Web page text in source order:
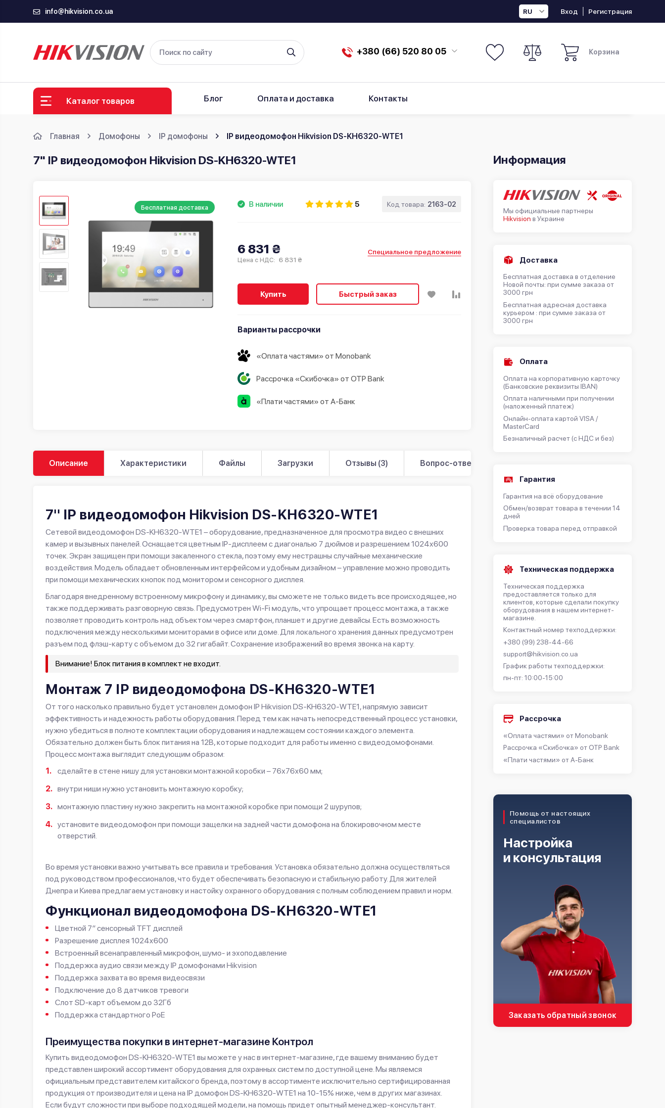
info@hikvision.co.ua RU Вход Регистрация
+380 (66) 520 80 05 Корзина
Каталог товаров Блог Оплата и доставка Контакты
Главная Домофоны IP домофоны IP видеодомофон Hikvision DS-KH6320-WTE1
Информация
Мы официальные партнеры
Hikvision в Украине
Доставка
Бесплатная доставка в отделение
Новой почты: при сумме заказа от
3000 грн
Бесплатная адресная доставка
курьером : при сумме заказа от
3000 грн
Оплата
Оплата на корпоративную карточку
(Банковские реквизиты IBAN)
Оплата наличными при получении
(наложенный платеж)
Онлайн-оплата картой VISA /
MasterCard
Безналичный расчет (с НДС и без)
Гарантия
Гарантия на всё оборудование
Обмен/возврат товара в течении 14
дней
Проверка товара перед отправкой
Техническая поддержка
Техническая поддержка
предоставляется только для
клиентов, которые сделали покупку
оборудования в нашем интернет-
магазине.
Контактный номер техподдержки:
+380 (99) 238-44-66
support@hikvision.co.ua
График работы техподдержки:
пн-пт: 10:00-15:00
Рассрочка
«Оплата частями» от Monobank
Рассрочка «Скибочка» от OTP Bank
«Плати частями» от А-Банк
Помощь от настоящих
специалистов
Настройка
и консультация
Заказать обратный звонок
7" IP видеодомофон Hikvision DS-KH6320-WTE1
Бесплатная доставка В наличии 5 Код товара: 2163-02
6 831 ₴ Специальное предложение
Цена с НДС: 6 831 ₴
Купить Быстрый заказ
Варианты рассрочки
«Оплата частями» от Monobank
Рассрочка «Скибочка» от OTP Bank
«Плати частями» от А-Банк
Описание Характеристики Файлы Загрузки Отзывы (3) Вопрос-ответ (3)
7" IP видеодомофон Hikvision DS-KH6320-WTE1
Сетевой видеодомофон DS-KH6320-WTE1 – оборудование, предназначенное для просмотра видео с внешних
камер и вызывных панелей. Оснащается цветным IP-дисплеем с диагональю 7 дюймов и разрешением 1024х600
точек. Экран защищен при помощи закаленного стекла, поэтому ему нестрашны случайные механические
воздействия. Модель обладает обновленным интерфейсом и удобным дизайном – управление можно проводить
при помощи механических кнопок под монитором и сенсорного дисплея.
Благодаря внедренному встроенному микрофону и динамику, вы сможете не только видеть все происходящее, но
также поддерживать разговорную связь. Предусмотрен Wi-Fi модуль, что упрощает процесс монтажа, а также
позволяет проводить контроль над объектом через смартфон, планшет и другие девайсы. Есть возможность
подключения между несколькими мониторами в офисе или доме. Для локального хранения данных предусмотрен
разъем под флэш-карту с объемом до 32 гигабайт. Сохранение изображений во время звонка на карту.
Внимание! Блок питания в комплект не входит.
Монтаж 7 IP видеодомофона DS-KH6320-WTE1
От того насколько правильно будет установлен домофон IP Hikvision DS-KH6320-WTE1, напрямую зависит
эффективность и надежность работы оборудования. Перед тем как начать непосредственный процесс установки,
нужно убедиться в полноте комплектации оборудования и надлежащем состоянии каждого элемента.
Обязательно должен быть блок питания на 12В, которые подходит для работы именно с видеодомофонами.
Процесс монтажа выглядит следующим образом:
сделайте в стене нишу для установки монтажной коробки – 76х76х60 мм;
внутри ниши нужно установить монтажную коробку;
монтажную пластину нужно закрепить на монтажной коробке при помощи 2 шурупов;
установите видеодомофон при помощи защелки на задней части домофона на блокировочном месте
отверстий.
Во время установки важно учитывать все правила и требования. Установка обязательно должна осуществляться
под руководством профессионалов, что будет обеспечивать безопасную и стабильную работу. Для жителей
Днепра и Киева предлагаем установку и настойку охранного оборудования с полным соблюдением правил и норм.
Функционал видеодомофона DS-KH6320-WTE1
Цветной 7″ сенсорный TFT дисплей
Разрешение дисплея 1024x600
Встроенный всенаправленный микрофон, шумо- и эхоподавление
Поддержка аудио связи между IP домофонами Hikvision
Поддержка захвата во время видеосвязи
Подключение до 8 датчиков тревоги
Слот SD-карт объемом до 32Гб
Поддержка стандартного PoE
Преимущества покупки в интернет-магазине Контрол
Купить видеодомофон DS-KH6320-WTE1 вы можете у нас в интернет-магазине, где вашему вниманию будет
представлен широкий ассортимент оборудования для охранных систем по доступной цене. Мы являемся
официальным представителем китайского бренда, поэтому в ассортименте исключительно сертифицированная
продукция от производителя и цена на IP домофон DS-KH6320-WTE1 на 10-15% ниже, чем в других магазинах.
Если будут сложности при выборе подходящей модели, на помощь придет опытный менеджер-консультант.